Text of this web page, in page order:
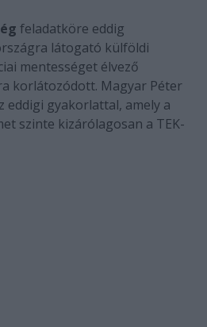
feladatköre eddig
látogató külföldi
mentességet élvező
korlátozódott. Magyar Péter
eddigi gyakorlattal, amely a
szinte kizárólagosan a TEK-